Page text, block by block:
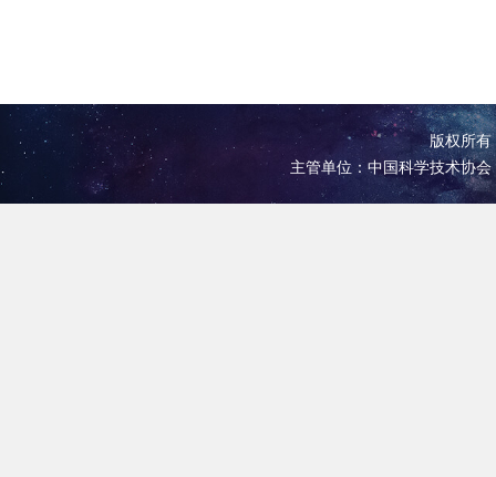
版权所
主管单位：中国科学技术协